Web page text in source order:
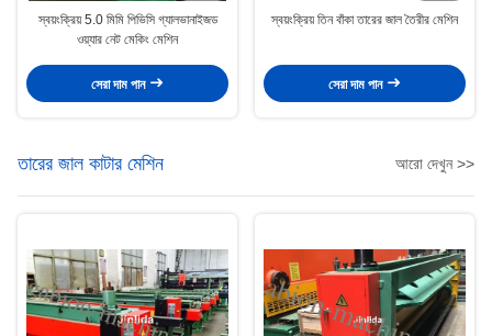
স্বয়ংক্রিয় 5.0 মিমি পিভিসি গ্যালভানাইজড
ওয়্যার নেট মেকিং মেশিন
সেরা দাম পান
স্বয়ংক্রিয় তিন বাঁকা তারের জাল তৈরীর মেশিন
সেরা দাম পান
তারের জাল কাটার মেশিন আরো দেখুন >>